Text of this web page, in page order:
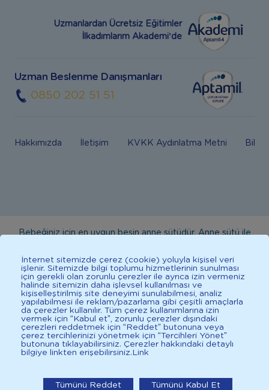
Uzmanlardan Ücretsiz Eğitimler
İlkadımlarım Akademi’de
Uzman Beslenme Danışmanları
0850 202 51 51
Hakkımızda İletişim KVKK Aydınlatma Metni Bilgi
Bebeğiniz için en uygun besin anne sütüdür. Anne sütü ile
danışınız. Bu sitede yayınlanan bilgiler hekim tavsiyesi
yerine geçmez. En doğru bilgi için doktorunuza danışınız.
Sağlıklı yaşam için dengeli, çeşitli beslenilmelidir. *D vitamini
çocuklarda bağışıklık sisteminin normal işlevine katkıda
bulunur.
İlkadımlarım'ı uygulamada
İnternet sitemizde çerez (cookie) yoluyla kişisel veri
işlenir. Sitemizde bilgi toplumu hizmetlerinin sunulması
için gerekli olan zorunlu çerezler ile ayrıca izin vermeniz
halinde sitemizin daha işlevsel kullanılması ve
kişiselleştirilmiş site deneyimi sunulabilmesi, analiz
yapılabilmesi ile reklam/pazarlama gibi çeşitli amaçlarla
da çerezler kullanılır. Tüm çerez kullanımlarına izin
vermek için “Kabul et”, zorunlu çerezler dışındaki
çerezleri reddetmek için “Reddet” butonuna veya
çerez tercihlerinizi yönetmek için “Tercihleri Yönet”
butonuna tıklayabilirsiniz. Çerezler hakkındaki detaylı
bilgiye linkten erişebilirsiniz. Link
Tümünü Reddet Tümünü Kabul Et